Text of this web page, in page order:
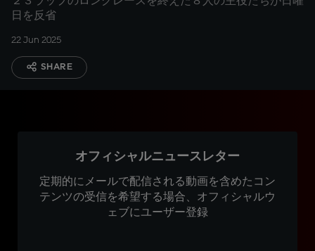
日を反省
22 Jun 2025
SHARE
オフィシャルニュースレター
定期的にメールで配信される動画を含めたコン
テンツの受信を希望する場合、オフィシャルウ
ェブにユーザー登録